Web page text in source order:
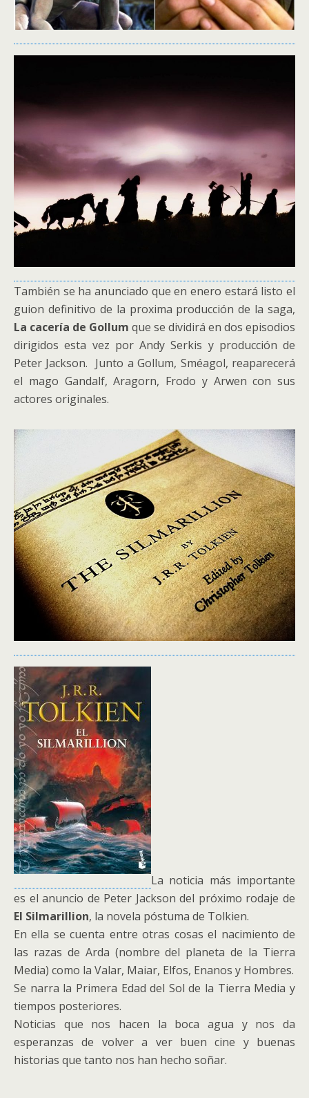
También se ha anunciado que en enero estará listo el
guion definitivo de la proxima producción de la saga,
La cacería de Gollum que se dividirá en dos episodios
dirigidos esta vez por Andy Serkis y producción de
Peter Jackson. Junto a Gollum, Sméagol, reaparecerá
el mago Gandalf, Aragorn, Frodo y Arwen con sus
actores originales.
La noticia más importante
es el anuncio de Peter Jackson del próximo rodaje de
El Silmarillion, la novela póstuma de Tolkien.
En ella se cuenta entre otras cosas el nacimiento de
las razas de Arda (nombre del planeta de la Tierra
Media) como la Valar, Maiar, Elfos, Enanos y Hombres.
Se narra la Primera Edad del Sol de la Tierra Media y
tiempos posteriores.
Noticias que nos hacen la boca agua y nos da
esperanzas de volver a ver buen cine y buenas
historias que tanto nos han hecho soñar.